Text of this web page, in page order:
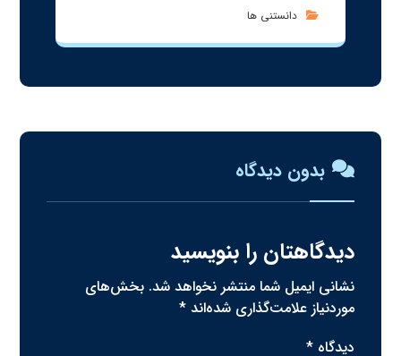
دانستنی ها
بدون دیدگاه
دیدگاهتان را بنویسید
نشانی ایمیل شما منتشر نخواهد شد. بخش‌های
موردنیاز علامت‌گذاری شده‌اند*
دیدگاه*